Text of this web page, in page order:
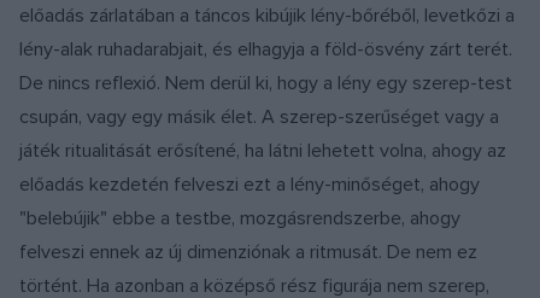
előadás zárlatában a táncos kibújik lény-bőréből, levetkőzi a
lény-alak ruhadarabjait, és elhagyja a föld-ösvény zárt terét.
De nincs reflexió. Nem derül ki, hogy a lény egy szerep-test
csupán, vagy egy másik élet. A szerep-szerűséget vagy a
játék ritualitását erősítené, ha látni lehetett volna, ahogy az
előadás kezdetén felveszi ezt a lény-minőséget, ahogy
"belebújik" ebbe a testbe, mozgásrendszerbe, ahogy
felveszi ennek az új dimenziónak a ritmusát. De nem ez
történt. Ha azonban a középső rész figurája nem szerep,